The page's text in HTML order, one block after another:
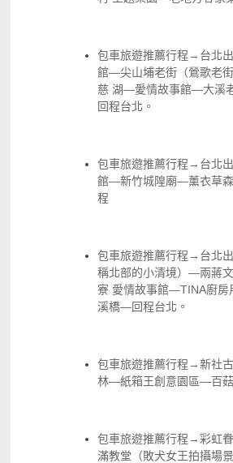
包車旅遊推薦行程→台北
館—尖山埔老街（鶯歌老
慈 湖—愛情故事館—大溪
回程台北。
包車旅遊推薦行程→台北
館—新竹城隍廟—薰衣草
程
包車旅遊推薦行程→台北
稱北部的小清境）—兩蔣
寮 愛情故事館—TINA廚
溪橋—回程台北。
包車旅遊推薦行程→新社
林—紙箱王創意園區—百
包車旅遊推薦行程→彩虹
滿教堂（敗犬女王拍攝場